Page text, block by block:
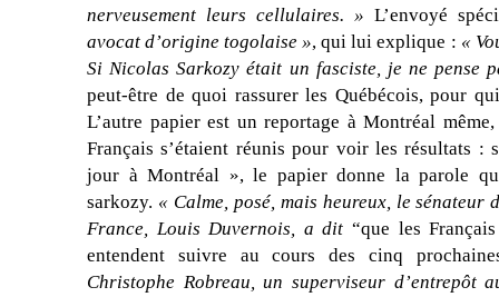
nerveusement leurs cellulaires. » L’envoyé
avocat d’origine togolaise », qui lui explique : «
Si Nicolas Sarkozy était un fasciste, je ne pense
peut-être de quoi rassurer les Québécois, pour
L’autre papier est un reportage à Montréal
Français s’étaient réunis pour voir les résultats :
jour à Montréal », le papier donne la parole
sarkozy. « Calme, posé, mais heureux, le sénateur
France, Louis Duvernois, a dit “que les
entendent suivre au cours des cinq
Christophe Robreau, un superviseur d’entrepôt